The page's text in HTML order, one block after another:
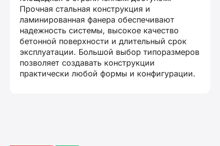
Прочная стальная конструкция и
ламинированная фанера обеспечивают
надежность системы, высокое качество
бетонной поверхности и длительный срок
эксплуатации. Большой выбор типоразмеров
позволяет создавать конструкции
практически любой формы и конфигурации.